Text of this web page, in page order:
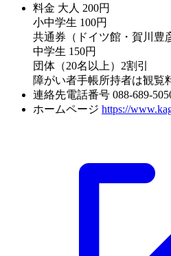
料金 大人 200円
小中学生 100円
共通券（ドイツ館・賀川豊
中学生 150円
団体（20名以上）2割引
障がい者手帳所持者は観覧
連絡先電話番号 088-689-
ホームページ https://